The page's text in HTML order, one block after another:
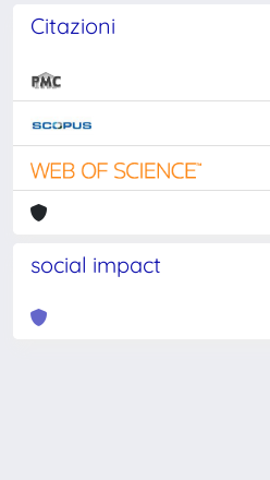
Citazioni
social impact